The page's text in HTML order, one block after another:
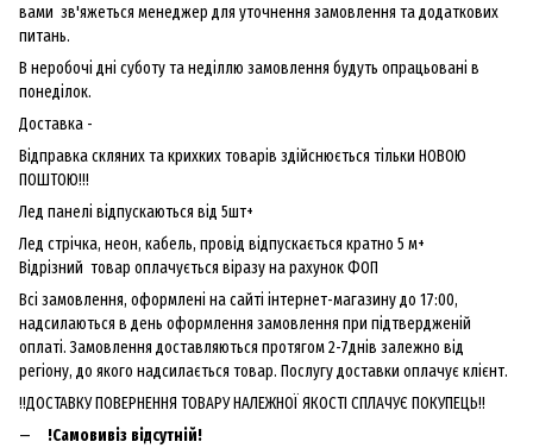
вами зв'яжеться менеджер для уточнення замовлення та додаткових
питань.
В неробочі дні суботу та неділлю замовлення будуть опрацьовані в
понеділок.
Доставка -
Відправка скляних та крихких товарів здійснюється тільки НОВОЮ
ПОШТОЮ!!!
Лед панелі відпускаються від 5шт+
Лед стрічка, неон, кабель, провід відпускається кратно 5 м+
Відрізний товар оплачується віразу на рахунок ФОП
Всі замовлення, оформлені на сайті інтернет-магазину до 17:00,
надсилаються в день оформлення замовлення при підтвердженій
оплаті. Замовлення доставляються протягом 2-7днів залежно від
регіону, до якого надсилається товар. Послугу доставки оплачує клієнт.
!!ДОСТАВКУ ПОВЕРНЕННЯ ТОВАРУ НАЛЕЖНОЇ ЯКОСТІ СПЛАЧУЄ ПОКУПЕЦЬ!!
!Самовивіз відсутній!